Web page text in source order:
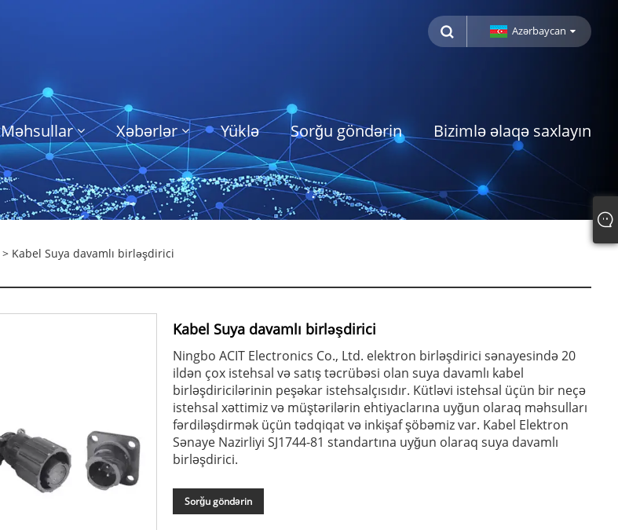
Azərbaycan
Məhsullar Xəbərlər Yüklə Sorğu göndərin Bizimlə əlaqə saxlayın
> Kabel Suya davamlı birləşdirici
Kabel Suya davamlı birləşdirici
Ningbo ACIT Electronics Co., Ltd. elektron birləşdirici sənayesində 20
ildən çox istehsal və satış təcrübəsi olan suya davamlı kabel
birləşdiricilərinin peşəkar istehsalçısıdır. Kütləvi istehsal üçün bir neçə
istehsal xəttimiz və müştərilərin ehtiyaclarına uyğun olaraq məhsulları
fərdiləşdirmək üçün tədqiqat və inkişaf şöbəmiz var. Kabel Elektron
Sənaye Nazirliyi SJ1744-81 standartına uyğun olaraq suya davamlı
birləşdirici.
Sorğu göndərin